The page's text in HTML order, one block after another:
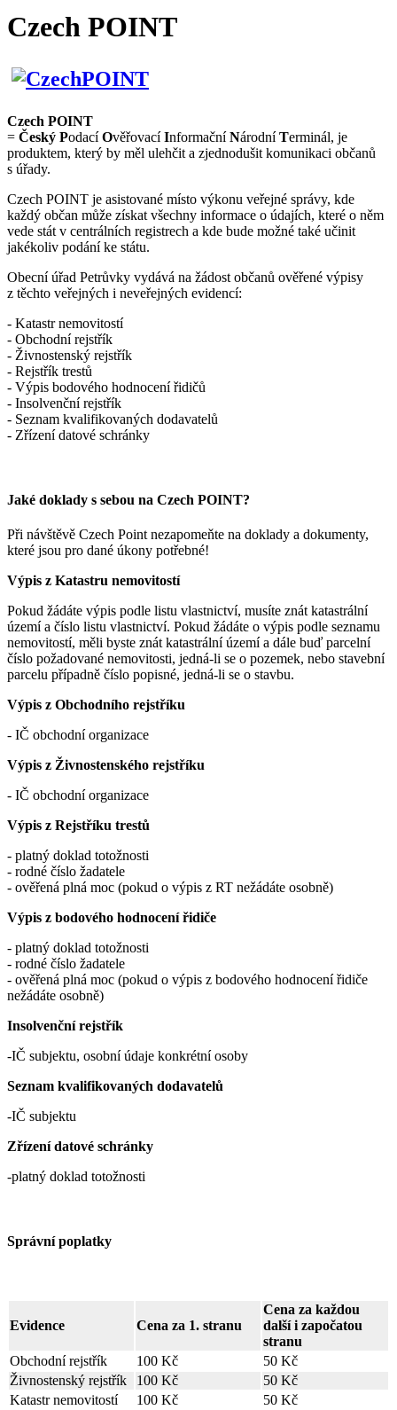
Czech POINT
Czech POINT
= Český PodacíOvěřovacíInformačníNárodníTerminál, je
produktem, který by měl ulehčit a zjednodušit komunikaci občanů
s úřady.
Czech POINT je asistované místo výkonu veřejné správy, kde
každý občan může získat všechny informace o údajích, které o něm
vede stát v centrálních registrech a kde bude možné také učinit
jakékoliv podání ke státu.
Obecní úřad Petrůvky vydává na žádost občanů ověřené výpisy
z těchto veřejných i neveřejných evidencí:
- Katastr nemovitostí
- Obchodní rejstřík
- Živnostenský rejstřík
- Rejstřík trestů
- Výpis bodového hodnocení řidičů
- Insolvenční rejstřík
- Seznam kvalifikovaných dodavatelů
- Zřízení datové schránky
Jaké doklady s sebou na Czech POINT?
Při návštěvě Czech Point nezapomeňte na doklady a dokumenty,
které jsou pro dané úkony potřebné!
Výpis z Katastru nemovitostí
Pokud žádáte výpis podle listu vlastnictví, musíte znát katastrální
území a číslo listu vlastnictví. Pokud žádáte o výpis podle seznamu
nemovitostí, měli byste znát katastrální území a dále buď parcelní
číslo požadované nemovitosti, jedná-li se o pozemek, nebo stavební
parcelu případně číslo popisné, jedná-li se o stavbu.
Výpis z Obchodního rejstříku
- IČ obchodní organizace
Výpis z Živnostenského rejstříku
- IČ obchodní organizace
Výpis z Rejstříku trestů
- platný doklad totožnosti
- rodné číslo žadatele
- ověřená plná moc (pokud o výpis z RT nežádáte osobně)
Výpis z bodového hodnocení řidiče
- platný doklad totožnosti
- rodné číslo žadatele
- ověřená plná moc (pokud o výpis z bodového hodnocení řidiče
nežádáte osobně)
Insolvenční rejstřík
-IČ subjektu, osobní údaje konkrétní osoby
Seznam kvalifikovaných dodavatelů
-IČ subjektu
Zřízení datové schránky
-platný doklad totožnosti
Správní poplatky
Evidence Cena za 1. stranu
Cena za každou
další i započatou
stranu
Obchodní rejstřík
100 Kč
50 Kč
Živnostenský rejstřík
100 Kč
50 Kč
Katastr nemovitostí
100 Kč
50 Kč